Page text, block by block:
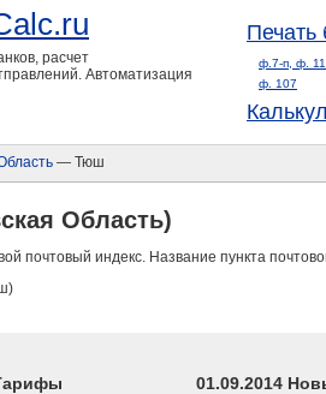
расчет
Автоматизация
Печать
ф.7-п, ф.
ф. 107
— Тюш
Область)
почтовый индекс. Название пункта
01.09.2014